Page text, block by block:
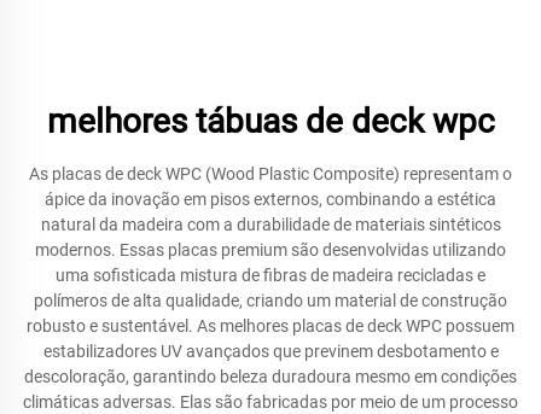
melhores tábuas de deck wpc
As placas de deck WPC (Wood Plastic Composite) representam o
ápice da inovação em pisos externos, combinando a estética
natural da madeira com a durabilidade de materiais sintéticos
modernos. Essas placas premium são desenvolvidas utilizando
uma sofisticada mistura de fibras de madeira recicladas e
polímeros de alta qualidade, criando um material de construção
robusto e sustentável. As melhores placas de deck WPC possuem
estabilizadores UV avançados que previnem desbotamento e
descoloração, garantindo beleza duradoura mesmo em condições
climáticas adversas. Elas são fabricadas por meio de um processo